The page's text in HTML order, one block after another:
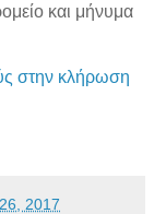
και μήνυμα
στην κλήρωση
2017